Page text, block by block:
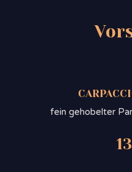
fein gehobelter